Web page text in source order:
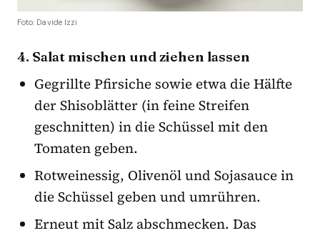
Foto: Davide Izzi
4. Salat mischen und ziehen lassen
Gegrillte Pfirsiche sowie etwa die Hälfte
der Shisoblätter (in feine Streifen
geschnitten) in die Schüssel mit den
Tomaten geben.
Rotweinessig, Olivenöl und Sojasauce in
die Schüssel geben und umrühren.
Erneut mit Salz abschmecken. Das